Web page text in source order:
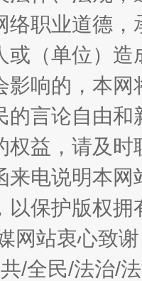
络职业道德
或（单位）
影响的，本
的言论自由
权益，请及
来电说明本
以保护版权
网站衷心致
/全民/法治/